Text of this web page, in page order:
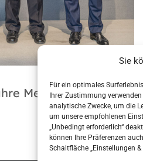
Sie
Für ein optimales
Ihrer Zustimmung
analytische Zwecke, um die
um unsere empfohlenen
„Unbedingt erforderlich“
können Ihre Präferenzen
Schaltfläche „Einstellungen
Metaltex